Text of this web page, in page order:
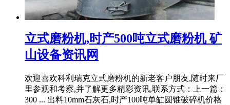
立式磨粉机,时产500吨立式磨粉机 矿
山设备资讯网
欢迎喜欢科利瑞克立式磨粉机的新老客户朋友,随时来厂
里参观和考察,并了解更多精彩资讯,联系方式：上一篇：
300 ... 出料10mm石灰石,时产100吨单缸圆锥破碎机价格